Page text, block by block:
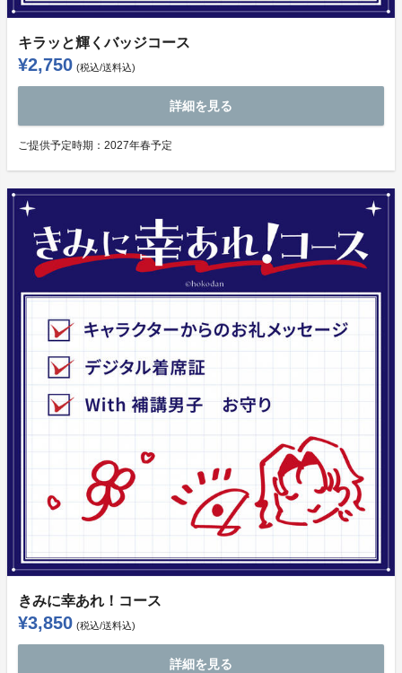
キラッと輝くバッジコース
¥2,750 (税込/送料込)
詳細を見る
ご提供予定時期： 2027年春予定
きみに幸あれ！コース
¥3,850 (税込/送料込)
詳細を見る